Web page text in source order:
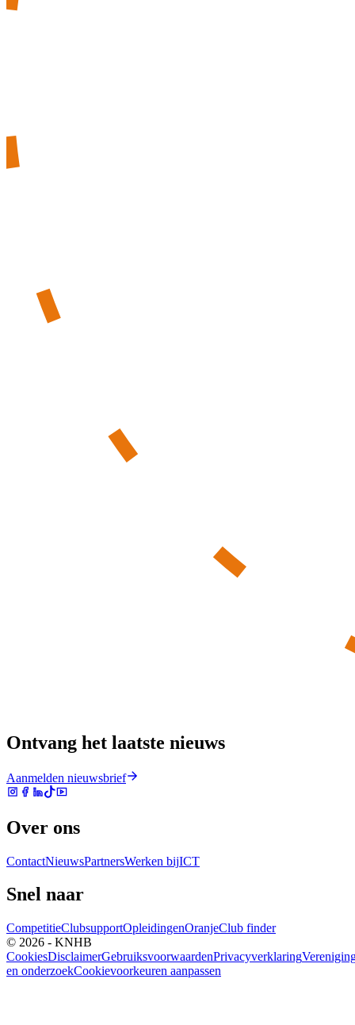
Ontvang het laatste nieuws
Aanmelden nieuwsbrief
Over ons
ContactNieuwsPartnersWerken bijICT
Snel naar
CompetitieClubsupportOpleidingenOranjeClub finder
© 2026 - KNHB
CookiesDisclaimerGebruiksvoorwaardenPrivacyverklaring
en onderzoekCookievoorkeuren aanpassen